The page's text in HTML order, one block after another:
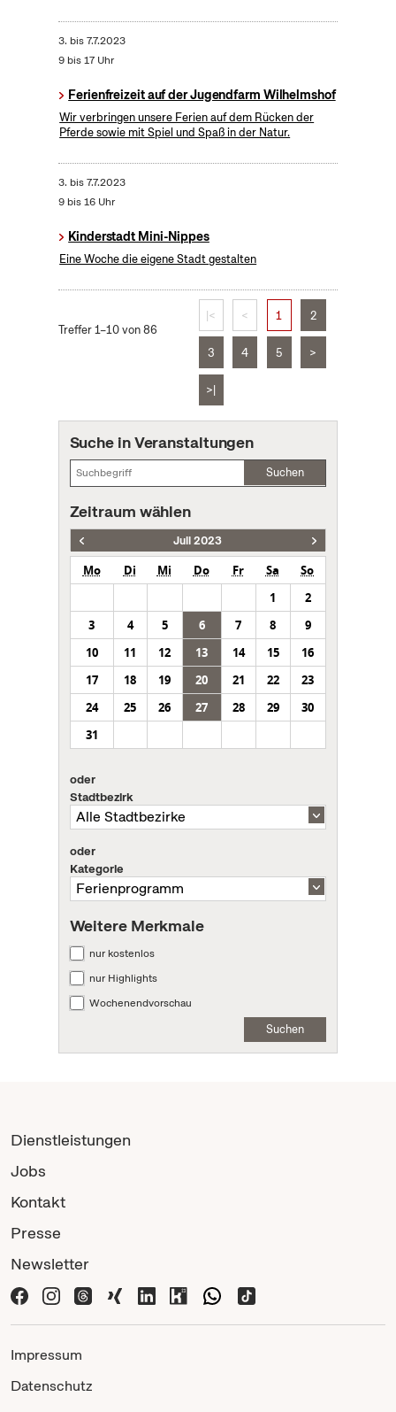
3. bis7.7.2023
9 bis 17 Uhr
Ferienfreizeit auf der Jugendfarm Wilhelmshof
Wir verbringen unsere Ferien auf dem Rücken der
Pferde sowie mit Spiel und Spaß in der Natur.
3. bis7.7.2023
9 bis 16 Uhr
Kinderstadt Mini-Nippes
Eine Woche die eigene Stadt gestalten
Treffer 1–10 von 86
|< < 1 2
3 4 5 >
>|
Suche in Veranstaltungen
Suchen
Zeitraum wählen
Juli 2023
Mo Di Mi Do Fr Sa
So
1
2
3
4 5 6 7 8
9
10
11 12 13 14 15
16
17
18 19 20 21 22
23
24
25 26 27 28 29
30
31
oder
Stadtbezirk
oder
Kategorie
Weitere Merkmale
nur kostenlos
nur Highlights
Wochenendvorschau
Suchen
Dienstleistungen
Jobs
Kontakt
Presse
Newsletter
Impressum
Datenschutz